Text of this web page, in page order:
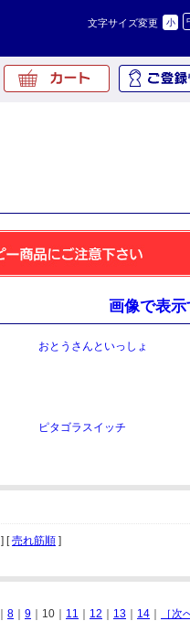
文字サイズ変更 小
画像で表示
おとうさんといっしょ
ピタゴラスイッチ
] [売れ筋順 ]
8 9 ｜10｜ 11 12 13 14 ［次